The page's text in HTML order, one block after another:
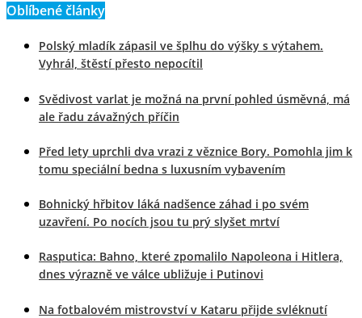
Oblíbené články
Polský mladík zápasil ve šplhu do výšky s výtahem.
Vyhrál, štěstí přesto nepocítil
Svědivost varlat je možná na první pohled úsměvná, má
ale řadu závažných příčin
Před lety uprchli dva vrazi z věznice Bory. Pomohla jim k
tomu speciální bedna s luxusním vybavením
Bohnický hřbitov láká nadšence záhad i po svém
uzavření. Po nocích jsou tu prý slyšet mrtví
Rasputica: Bahno, které zpomalilo Napoleona i Hitlera,
dnes výrazně ve válce ubližuje i Putinovi
Na fotbalovém mistrovství v Kataru přijde svléknutí